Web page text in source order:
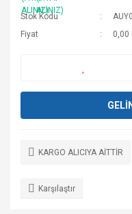
Stok Kodu
Fiyat
0,00
KARGO ALICIYA AİTTİR
Karşılaştır